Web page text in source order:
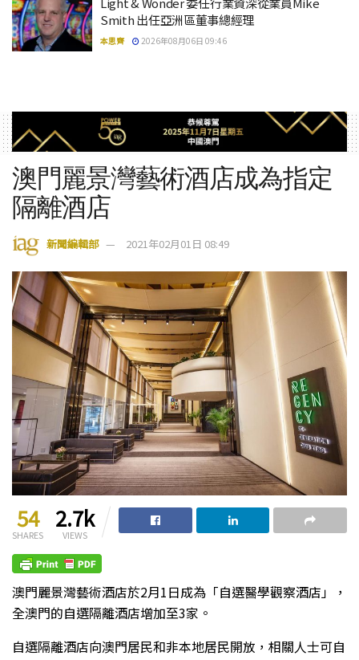
Smith 出任亞洲區董事總經理
本思齊 2026年08月06日 09:46
澳門麗景灣藝術酒店成為指定
隔離酒店
新聞編輯部 2021年02月01日 08:49
54
SHARES
2.7k
VIEWS
澳門麗景灣藝術酒店於2月1日成為「自選醫學觀察酒店」，
全澳門的自選隔離酒店增加至3家。
自選隔離酒店向澳門居民和非本地居民開放，相關人士可自